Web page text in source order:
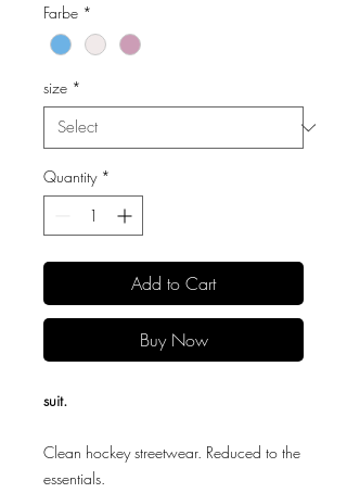
Farbe *
size *
Quantity *
Add to Cart
Buy Now
suit.
Clean hockey streetwear. Reduced to the
essentials.